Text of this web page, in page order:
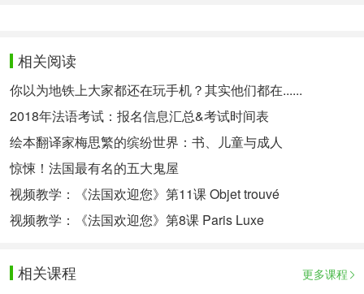
相关热点： 法语短语
相关阅读
你以为地铁上大家都还在玩手机？其实他们都在......
2018年法语考试：报名信息汇总&考试时间表
绘本翻译家梅思繁的缤纷世界：书、儿童与成人
惊悚！法国最有名的五大鬼屋
视频教学：《法国欢迎您》第11课 Objet trouvé
视频教学：《法国欢迎您》第8课 Paris Luxe
相关课程 更多课程